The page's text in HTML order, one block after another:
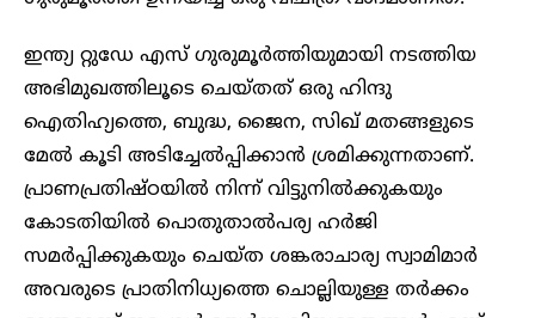
ഇന്ത്യ റ്റുഡേ എസ് ഗുരുമൂർത്തിയുമായി നടത്തിയ
അഭിമുഖത്തിലൂടെ ചെയ്തത് ഒരു ഹിന്ദു
ഐതിഹ്യത്തെ, ബുദ്ധ, ജൈന, സിഖ് മതങ്ങളുടെ
മേൽ കൂടി അടിച്ചേൽപ്പിക്കാൻ ശ്രമിക്കുന്നതാണ്.
പ്രാണപ്രതിഷ്ഠയിൽ നിന്ന് വിട്ടുനിൽക്കുകയും
കോടതിയിൽ പൊതുതാൽപര്യ ഹർജി
സമർപ്പിക്കുകയും ചെയ്ത ശങ്കരാചാര്യ സ്വാമിമാർ
അവരുടെ പ്രാതിനിധ്യത്തെ ചൊല്ലിയുള്ള തർക്കം